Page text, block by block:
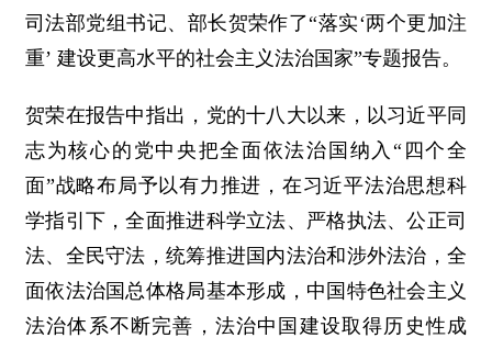
司法部党组书记、部长贺荣作了“落实‘两个更加注
重’ 建设更高水平的社会主义法治国家”专题报告。
贺荣在报告中指出，党的十八大以来，以习近平同
志为核心的党中央把全面依法治国纳入“四个全
面”战略布局予以有力推进，在习近平法治思想科
学指引下，全面推进科学立法、严格执法、公正司
法、全民守法，统筹推进国内法治和涉外法治，全
面依法治国总体格局基本形成，中国特色社会主义
法治体系不断完善，法治中国建设取得历史性成